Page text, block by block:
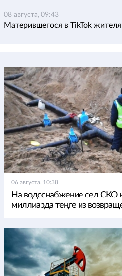
08 августа, 09:43
Матерившегося в TikTok жителя
06 августа, 10:38
На водоснабжение сел СКО
миллиарда теңге из